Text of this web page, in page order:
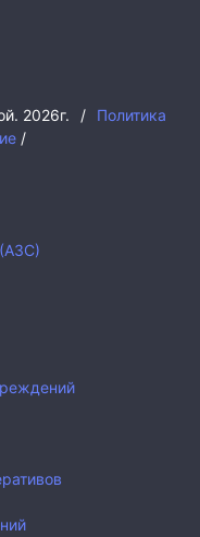
2026г. /
Политика
/